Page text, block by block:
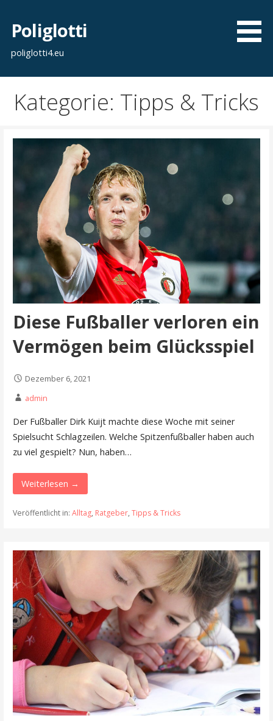
Inhalt
springen
Poliglotti
poliglotti4.eu
Kategorie: Tipps & Tricks
Diese Fußballer verloren ein
Vermögen beim Glücksspiel
Dezember 6, 2021
admin
Der Fußballer Dirk Kuijt machte diese Woche mit seiner
Spielsucht Schlagzeilen. Welche Spitzenfußballer haben auch
zu viel gespielt? Nun, haben…
Weiterlesen →
Veröffentlicht in: Alltag, Ratgeber, Tipps & Tricks